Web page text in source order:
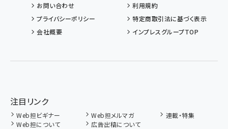
お問い合わせ
利用規約
プライバシーポリシー
特定商取引法に基づく表示
会社概要
インプレスグループTOP
注目リンク
Web担ビギナー Web担メルマガ
連載・特集
Web担について
広告出稿について